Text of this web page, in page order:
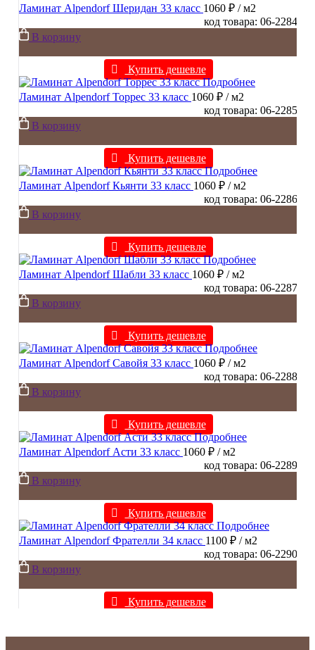
Ламинат Alpendorf Шеридан 33 класс 1060 ₽ / м2
код товара: 06-2284
В корзину
Купить дешевле
Подробнее
Ламинат Alpendorf Торрес 33 класс 1060 ₽ / м2
код товара: 06-2285
В корзину
Купить дешевле
Подробнее
Ламинат Alpendorf Кьянти 33 класс 1060 ₽ / м2
код товара: 06-2286
В корзину
Купить дешевле
Подробнее
Ламинат Alpendorf Шабли 33 класс 1060 ₽ / м2
код товара: 06-2287
В корзину
Купить дешевле
Подробнее
Ламинат Alpendorf Савойя 33 класс 1060 ₽ / м2
код товара: 06-2288
В корзину
Купить дешевле
Подробнее
Ламинат Alpendorf Асти 33 класс 1060 ₽ / м2
код товара: 06-2289
В корзину
Купить дешевле
Подробнее
Ламинат Alpendorf Фрателли 34 класс 1100 ₽ / м2
код товара: 06-2290
В корзину
Купить дешевле